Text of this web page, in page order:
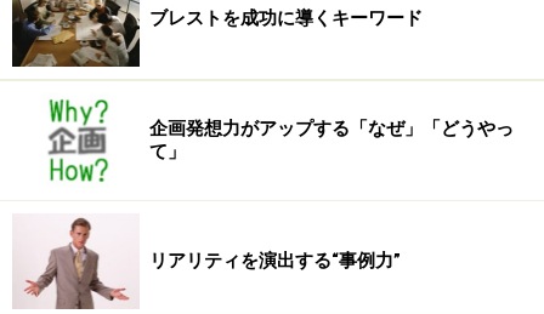
ブレストを成功に導くキーワード
企画発想力がアップする「なぜ」「どうやっ
て」
リアリティを演出する“事例力”